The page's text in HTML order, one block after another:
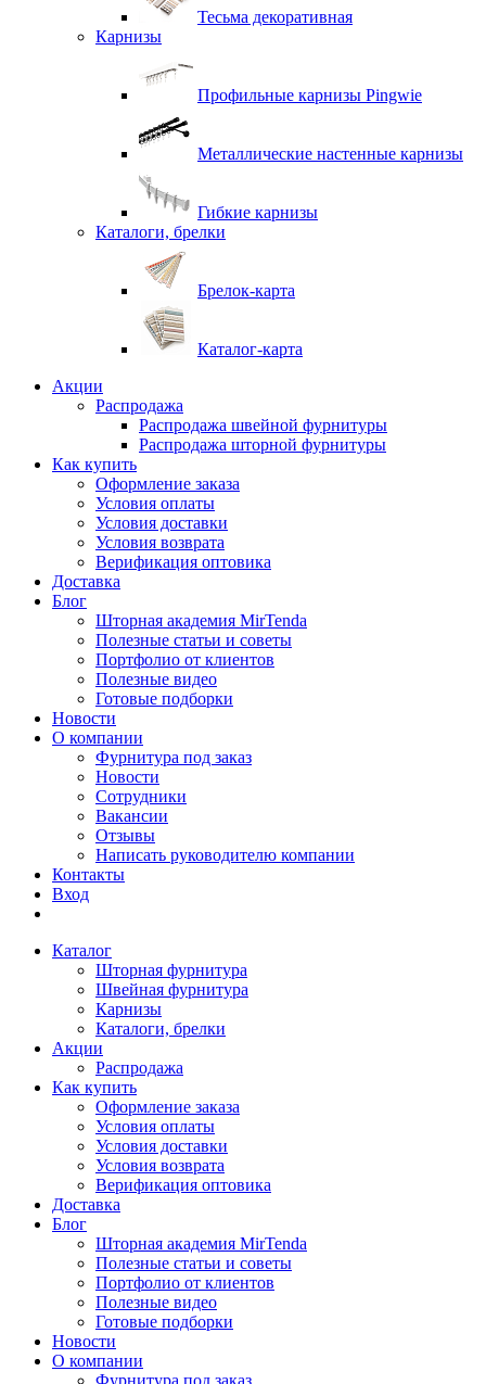
Тесьма декоративная
Карнизы
Профильные карнизы Pingwie
Металлические настенные карнизы
Гибкие карнизы
Каталоги, брелки
Брелок-карта
Каталог-карта
Акции
Распродажа
Распродажа швейной фурнитуры
Распродажа шторной фурнитуры
Как купить
Оформление заказа
Условия оплаты
Условия доставки
Условия возврата
Верификация оптовика
Доставка
Блог
Шторная академия MirTenda
Полезные статьи и советы
Портфолио от клиентов
Полезные видео
Готовые подборки
Новости
О компании
Фурнитура под заказ
Новости
Сотрудники
Вакансии
Отзывы
Написать руководителю компании
Контакты
Вход
Каталог
Шторная фурнитура
Швейная фурнитура
Карнизы
Каталоги, брелки
Акции
Распродажа
Как купить
Оформление заказа
Условия оплаты
Условия доставки
Условия возврата
Верификация оптовика
Доставка
Блог
Шторная академия MirTenda
Полезные статьи и советы
Портфолио от клиентов
Полезные видео
Готовые подборки
Новости
О компании
Фурнитура под заказ